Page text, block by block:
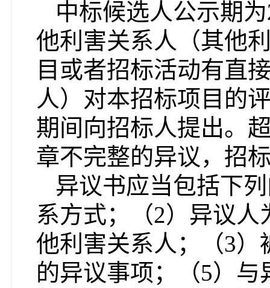
中标候选人公示期为
他利害关系人（其他
目或者招标活动有直
人）对本招标项目的
期间向招标人提出。
章不完整的异议，招
异议书应当包括下
系方式；（2）异议人
他利害关系人；（3）
的异议事项；（5）与